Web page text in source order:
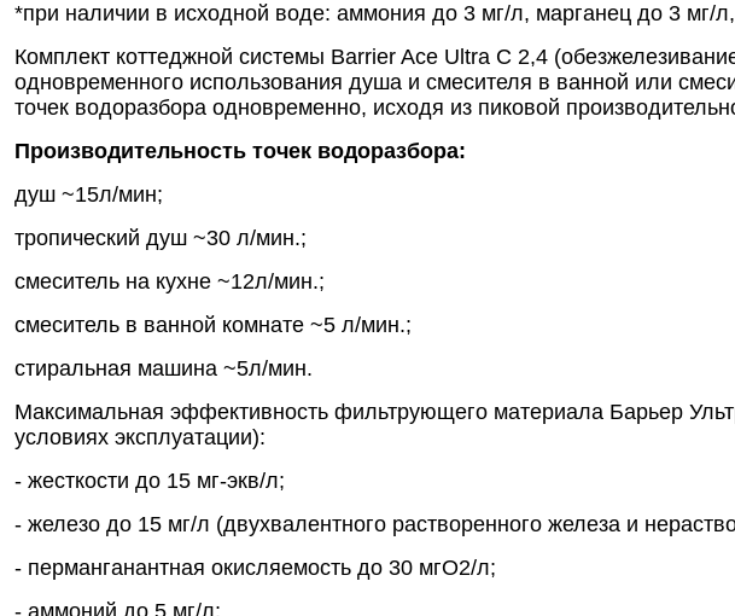
*при наличии в исходной воде: аммония до 3 мг/л, марганец до 3 мг/
Комплект коттеджной системы Barrier Ace Ultra С 2,4
одновременного использования душа и смесителя в ванной или
точек водоразбора одновременно, исходя из пиковой
Производительность точек водоразбора:
душ ~15л/мин;
тропический душ ~30 л/мин.;
смеситель на кухне ~12л/мин.;
смеситель в ванной комнате ~5 л/мин.;
стиральная машина ~5л/мин.
Максимальная эффективность фильтрующего материала Барьер
условиях эксплуатации):
- жесткости до 15 мг-экв/л;
- железо до 15 мг/л (двухвалентного растворенного железа и
- перманганантная окисляемость до 30 мгО2/л;
- аммоний до 5 мг/л;